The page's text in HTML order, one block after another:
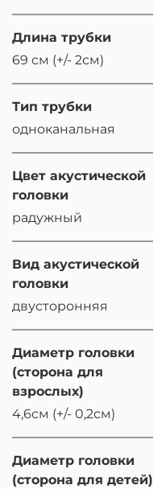
Длина трубки
69 см (+/- 2см)
Тип трубки
одноканальная
Цвет акустической
головки
радужный
Вид акустической
головки
двусторонняя
Диаметр головки
(сторона для
взрослых)
4,6см (+/- 0,2см)
Диаметр головки
(сторона для детей)